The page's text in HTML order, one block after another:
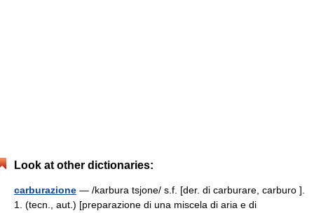
Look at other dictionaries:
carburazione — /karbura tsjone/ s.f. [der. di carburare, carburo ].
1. (tecn., aut.) [preparazione di una miscela di aria e di